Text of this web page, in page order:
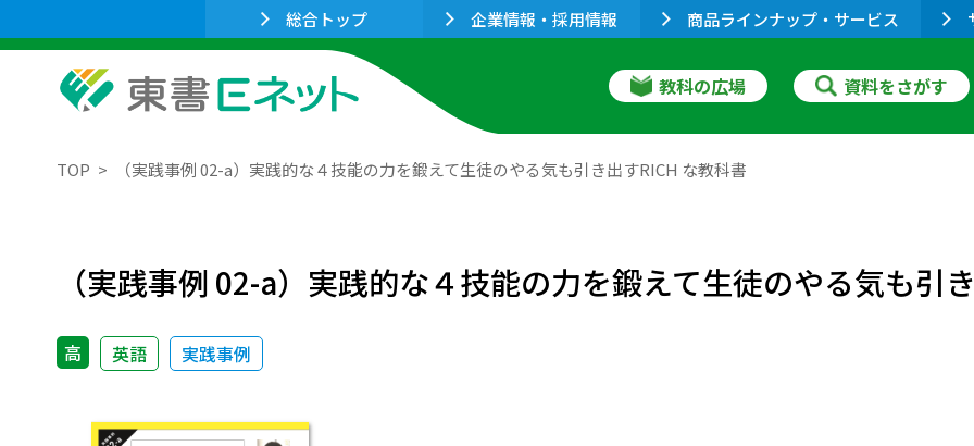
総合トップ 企業情報・採用情報 商品ラインナップ・サービス
教科の広場 資料をさがす
TOP （実践事例 02-a）実践的な４技能の力を鍛えて生徒のやる気も引き出すRICH な教科書
（実践事例 02-a）実践的な４技能の力を鍛えて生徒のやる気も引
高 英語 実践事例